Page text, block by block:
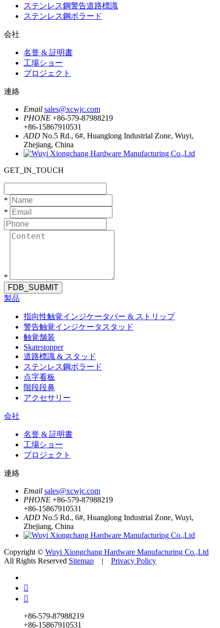
ステンレス鋼警告道路標識
ステンレス鋼ボラード
会社
名誉 & 証明書
工場ショー
プロジェクト
連絡
Email sales@xcwjc.com
PHONE +86-579-87988219
+86-15867910531
ADD No.5 Rd., 6#, Huanglong Industrial Zone, Wuyi,
Zhejiang, China
GET_IN_TOUCH
*
*
*
FDB_SUBMIT
製品
指向性触覚インジケータバー & ストリップ
警告触覚インジケータスタッド
触覚舗装
Skatestopper
道路標識 & スタッド
ステンレス鋼ボラード
点字看板
階段段鼻
アクセサリー
会社
名誉 & 証明書
工場ショー
プロジェクト
連絡
Email sales@xcwjc.com
PHONE +86-579-87988219
+86-15867910531
ADD No.5 Rd., 6#, Huanglong Industrial Zone, Wuyi,
Zhejiang, China
Copyright © Wuyi Xiongchang Hardware Manufacturing Co.,Ltd
All Rights Reserved Sitemap | Privacy Policy


+86-579-87988219
+86-15867910531